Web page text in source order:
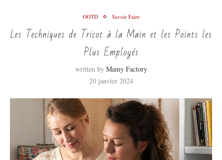
OOTD Savoir Faire
Les Techniques de Tricot à la Main et les Points les
Plus Employés
written by Mamy Factory
20 janvier 2024